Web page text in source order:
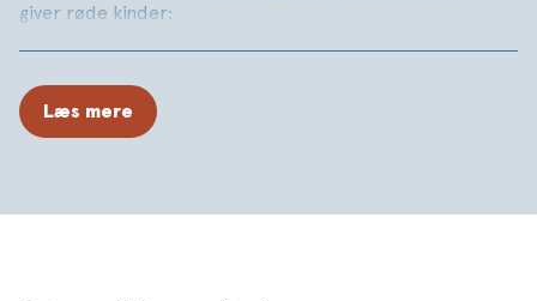
giver røde kinder:
genbesøge fortidens forviklinger og misforståelser.
En alenemor på vagt i en genbrugsbutik. En
Læs mere